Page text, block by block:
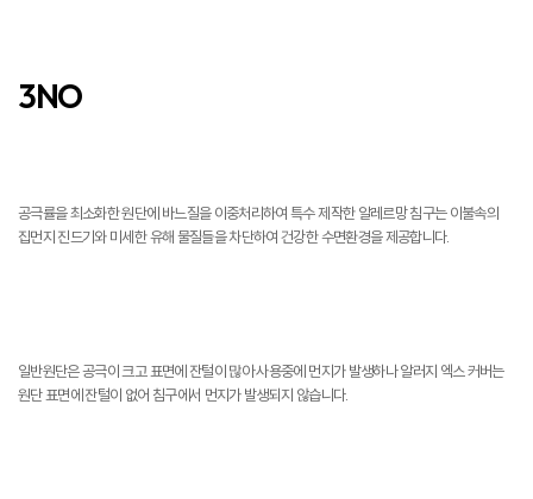
3NO
공극률을 최소화한 원단에 바느질을 이중처리하여 특수 제작한 알레르망 침구는 이불속의
집먼지 진드기와 미세한 유해 물질들을 차단하여 건강한 수면환경을 제공합니다.
일반원단은 공극이 크고 표면에 잔털이 많아 사용중에 먼지가 발생하나 알러지 엑스 커버는
원단 표면에 잔털이 없어 침구에서 먼지가 발생되지 않습니다.